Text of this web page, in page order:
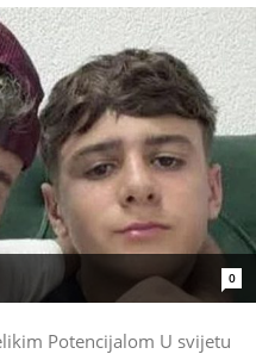
0
Potencijalom U svijetu